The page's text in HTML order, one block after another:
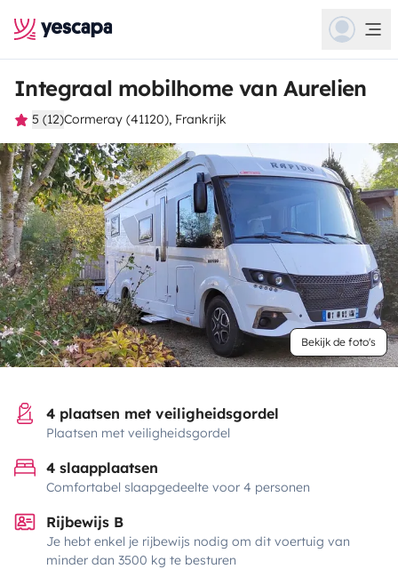
Integraal mobilhome van Aurelien
5 (12)Cormeray (41120), Frankrijk
Bekijk de foto's
4 plaatsen met veiligheidsgordel
Plaatsen met veiligheidsgordel
4 slaapplaatsen
Comfortabel slaapgedeelte voor 4 personen
Rijbewijs B
Je hebt enkel je rijbewijs nodig om dit voertuig van
minder dan 3500 kg te besturen